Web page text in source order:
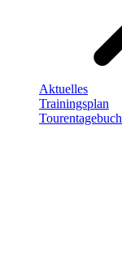
Aktuelles
Trainingsplan
Tourentagebuch